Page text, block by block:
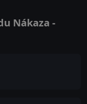
Nákaza -